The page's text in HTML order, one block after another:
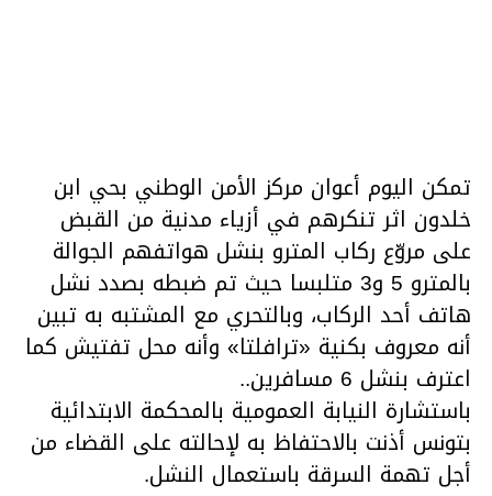
تمكن اليوم أعوان مركز الأمن الوطني بحي ابن
خلدون اثر تنكرهم في أزياء مدنية من القبض
على مروّع ركاب المترو بنشل هواتفهم الجوالة
بالمترو 5 و3 متلبسا حيث تم ضبطه بصدد نشل
هاتف أحد الركاب، وبالتحري مع المشتبه به تبين
أنه معروف بكنية «ترافلتا» وأنه محل تفتيش كما
اعترف بنشل 6 مسافرين..
باستشارة النيابة العمومية بالمحكمة الابتدائية
بتونس أذنت بالاحتفاظ به لإحالته على القضاء من
أجل تهمة السرقة باستعمال النشل.